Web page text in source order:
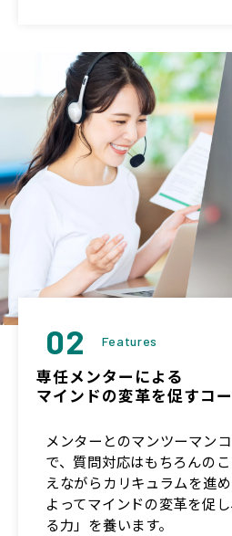
02 Features
専任メンターによる
マインドの変革を促すコ
メンターとのマンツーマン
で、質問対応はもちろんの
えながらカリキュラムを進
よってマインドの変革を促
る力」を養います。